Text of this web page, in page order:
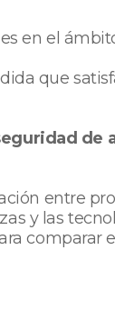
en el
que
de
entre
y las
comparar